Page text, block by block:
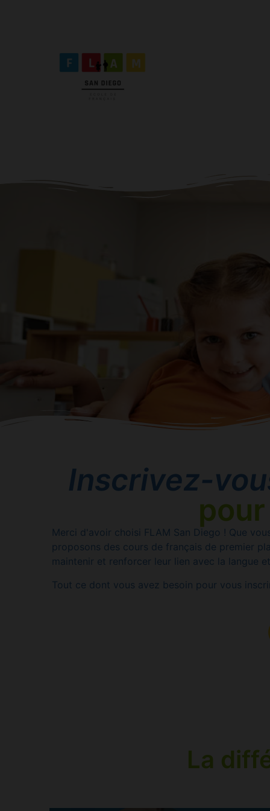
Inscrivez-
Merci d'avoir choisi FLAM San Diego ! Que
proposons des cours de français de premier
maintenir et renforcer leur lien avec la langue
Tout ce dont vous avez besoin pour vous
La